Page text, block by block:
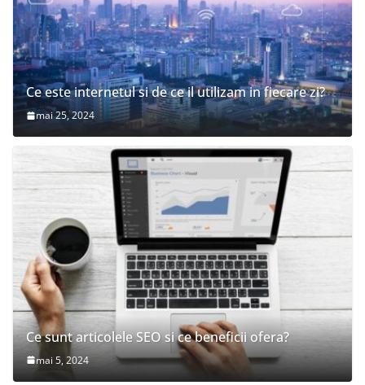
Ce este internetul si de ce il utilizam in fiecare zi?
mai 25, 2024
Ce sunt articolele SEO si ce beneficii ofera?
mai 5, 2024